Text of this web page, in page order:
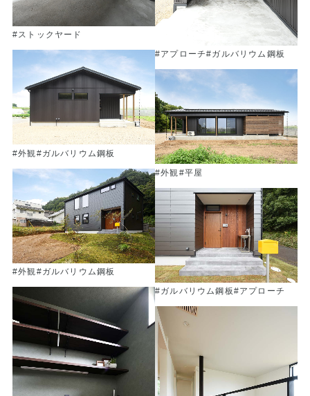
#ストックヤード
#アプローチ#ガルバリウム鋼板
#外観 #ガルバリウム鋼板
#外観 #平屋
#外観#ガルバリウム鋼板
#ガルバリウム鋼板#アプローチ